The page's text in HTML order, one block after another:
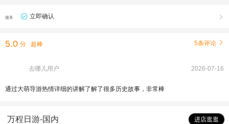
服务 立即确认 
5.0 分 超棒 5条评论 
去哪儿用户 2026-07-16
通过大萌导游热情详细的讲解了解了很多历史故事，非常棒
万程日游-国内 进店逛逛